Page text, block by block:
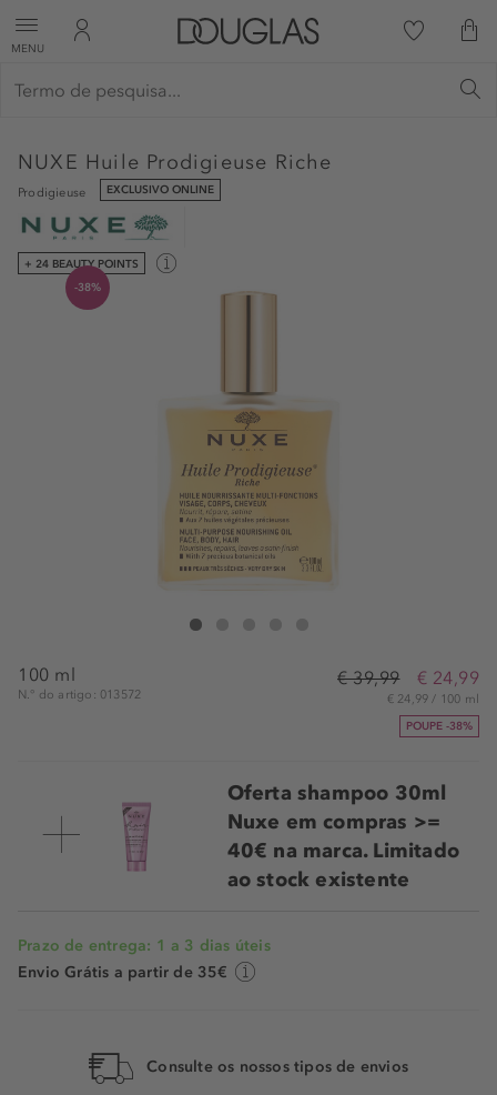
MENU
NUXE Huile Prodigieuse Riche
Prodigieuse EXCLUSIVO ONLINE
+ 24 BEAUTY POINTS
-38%
NUXE Huile Prodigieuse Riche
100 ml
N.° do artigo: 013572
€ 39,99 € 24,99
€ 24,99 / 100 ml
POUPE -38%
Oferta shampoo 30ml
Nuxe em compras >=
40€ na marca. Limitado
ao stock existente
Prazo de entrega: 1 a 3 dias úteis
Envio Grátis a partir de 35€
Consulte os nossos tipos de envios